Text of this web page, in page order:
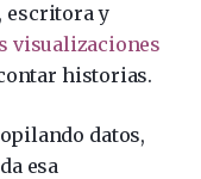
escritora y
visualizaciones
historias.
datos,
esa